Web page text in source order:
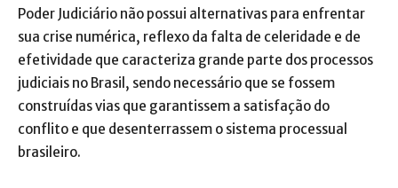
Poder Judiciário não possui alternativas para enfrentar
sua crise numérica, reflexo da falta de celeridade e de
efetividade que caracteriza grande parte dos processos
judiciais no Brasil, sendo necessário que se fossem
construídas vias que garantissem a satisfação do
conflito e que desenterrassem o sistema processual
brasileiro.